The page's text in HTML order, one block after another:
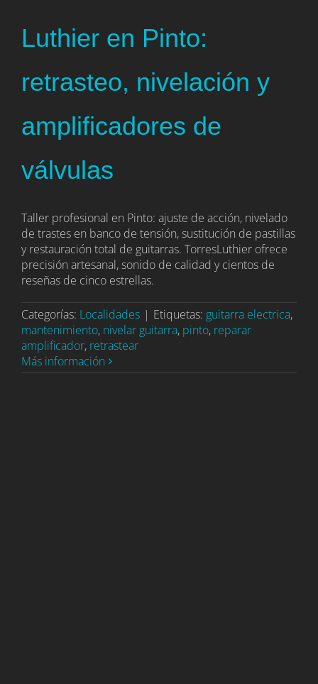
Luthier en Pinto:
retrasteo, nivelación y
amplificadores de
válvulas
Taller profesional en Pinto: ajuste de acción, nivelado
de trastes en banco de tensión, sustitución de pastillas
y restauración total de guitarras. TorresLuthier ofrece
precisión artesanal, sonido de calidad y cientos de
reseñas de cinco estrellas.
Categorías: Localidades | Etiquetas: guitarra electrica,
mantenimiento, nivelar guitarra, pinto, reparar
amplificador, retrastear
Más información